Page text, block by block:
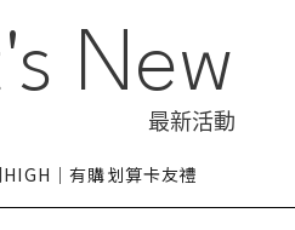
New
最新活動
｜有購划算卡友禮